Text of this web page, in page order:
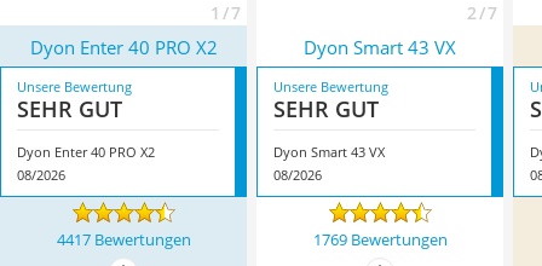
1 / 7 2 / 7
Dyon Enter 40 PRO X2 Dyon Smart 43 VX
Unsere Bewertung
SEHR GUT
Dyon Enter 40 PRO X2
08/2026
Unsere Bewertung
SEHR GUT
Dyon Smart 43 VX
08/2026
4417 Bewertungen 1769 Bewertungen